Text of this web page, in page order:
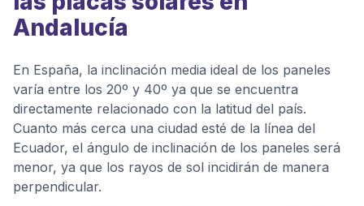
Andalucía
En España, la inclinación media ideal de los paneles
varía entre los 20º y 40º ya que se encuentra
directamente relacionado con la latitud del país.
Cuanto más cerca una ciudad esté de la línea del
Ecuador, el ángulo de inclinación de los paneles será
menor, ya que los rayos de sol incidirán de manera
perpendicular.